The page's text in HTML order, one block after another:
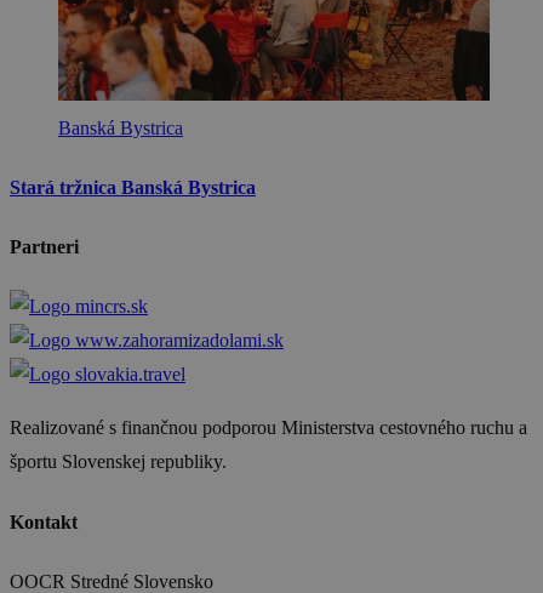
Banská Bystrica
Stará tržnica Banská Bystrica
Partneri
Realizované s finančnou podporou Ministerstva cestovného ruchu a
športu Slovenskej republiky.
Kontakt
OOCR Stredné Slovensko